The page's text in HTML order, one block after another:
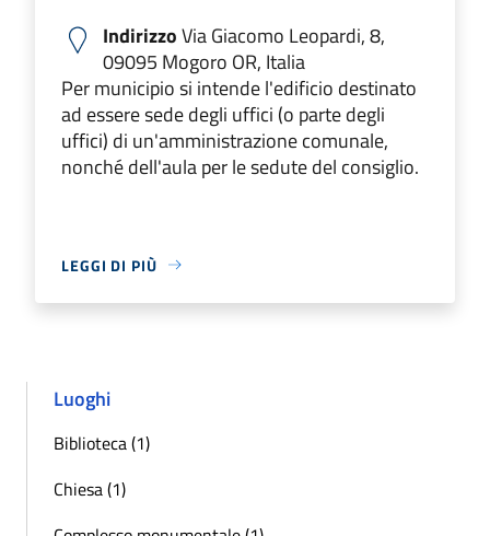
IndirizzoVia Giacomo Leopardi, 8,
09095 Mogoro OR, Italia
Per municipio si intende l'edificio destinato
ad essere sede degli uffici (o parte degli
uffici) di un'amministrazione comunale,
nonché dell'aula per le sedute del consiglio.
LEGGI DI PIÙ
Luoghi
Biblioteca (1)
Chiesa (1)